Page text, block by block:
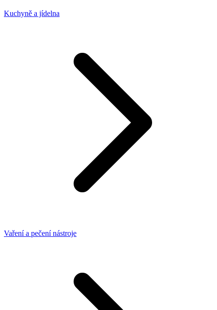
Kuchyně a jídelna
Vaření a pečení nástroje